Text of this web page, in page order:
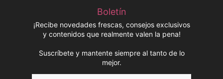
Boletín
¡Recibe novedades frescas, consejos exclusivos
y contenidos que realmente valen la pena!
Suscríbete y mantente siempre al tanto de lo
mejor.